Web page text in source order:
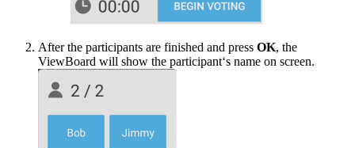
After the participants are finished and press OK, the
ViewBoard will show the participant‘s name on screen.